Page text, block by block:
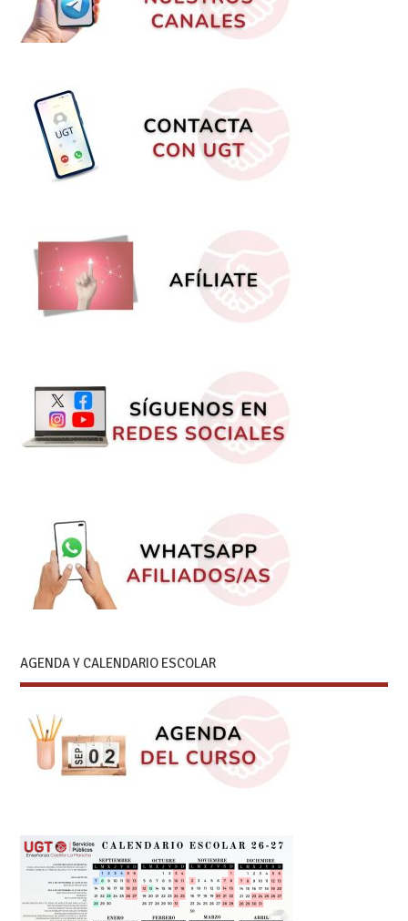
AGENDA Y CALENDARIO ESCOLAR